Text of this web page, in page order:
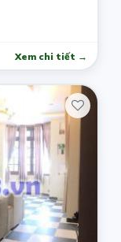
Xem chi tiết →